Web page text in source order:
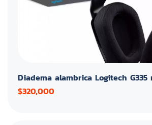
Diadema alambrica Logitech G335
$320,000